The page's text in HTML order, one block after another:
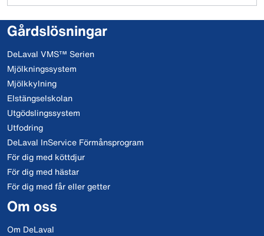
Gårdslösningar
DeLaval VMS™ Serien
Mjölkningssystem
Mjölkkylning
Elstängselskolan
Utgödslingssystem
Utfodring
DeLaval InService Förmånsprogram
För dig med köttdjur
För dig med hästar
För dig med får eller getter
Om oss
Om DeLaval